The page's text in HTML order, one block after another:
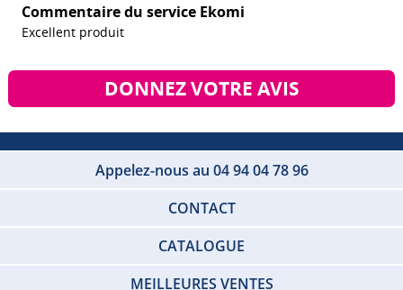
Commentaire du service Ekomi
Excellent produit
DONNEZ VOTRE AVIS
Appelez-nous au 04 94 04 78 96
CONTACT
CATALOGUE
MEILLEURES VENTES